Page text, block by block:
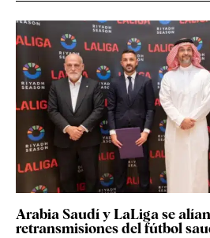
Arabia Saudí y LaLiga se
retransmisiones del fútbol